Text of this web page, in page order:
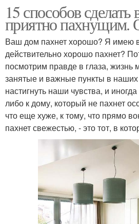
15 способов
приятно пахнущим.
Ваш дом пахнет хорошо? Я имею
действительно хорошо пахнет?
посмотрим правде в глаза, жизнь
занятые и важные пункты в наших
настигнуть наши чувства, и
либо к дому, который не пахнет
что еще хуже, к тому, что прямо
пахнет свежестью, - это тот, в